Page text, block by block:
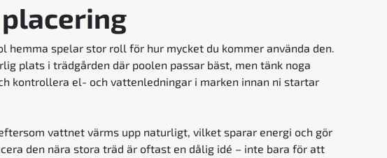
hemma spelar stor roll för hur mycket du kommer använda den.
plats i trädgården där poolen passar bäst, men tänk noga
kontrollera el- och vattenledningar i marken innan ni startar
vattnet värms upp naturligt, vilket sparar energi och gör
den nära stora träd är oftast en dålig idé – inte bara för att